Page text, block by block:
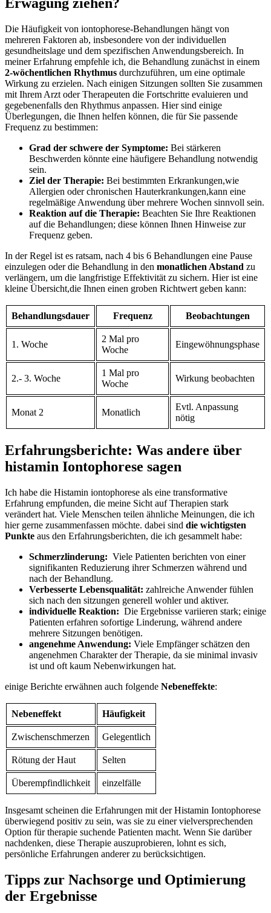
Die Häufigkeit von iontophorese-Behandlungen hängt von
mehreren Faktoren ab, insbesondere von der individuellen
gesundheitslage und dem spezifischen⁤ Anwendungsbereich.​ In
meiner Erfahrung empfehle‌ ich, ​die Behandlung⁤ zunächst‌ in einem⁤
2-wöchentlichen Rhythmus durchzuführen, ‌um ‍eine optimale
‌Wirkung zu erzielen. Nach‍ einigen Sitzungen sollten Sie zusammen ​
mit Ihrem Arzt ‍oder ⁢Therapeuten die Fortschritte evaluieren und
gegebenenfalls den ‌Rhythmus anpassen. Hier sind ⁢einige
Überlegungen, die Ihnen helfen können, die für Sie passende⁣
Frequenz zu bestimmen:
Grad der ​schwere der⁢ Symptome: Bei stärkeren ​
Beschwerden könnte eine häufigere Behandlung notwendig
sein.
Ziel der Therapie: Bei bestimmten Erkrankungen,wie
Allergien ⁣oder‌ chronischen Hauterkrankungen,kann‌ eine
regelmäßige Anwendung ‌über mehrere Wochen sinnvoll sein.
Reaktion auf die Therapie: Beachten‌ Sie Ihre Reaktionen
auf die Behandlungen; diese können Ihnen‍ Hinweise zur
Frequenz‍ geben.
In der Regel ⁤ist es ratsam, nach ‍4 ‌bis 6​ Behandlungen eine Pause
einzulegen oder die Behandlung in‌ den monatlichen Abstand zu
verlängern, um die langfristige Effektivität zu sichern. ⁤Hier ist eine
kleine Übersicht,die ⁣Ihnen einen groben⁣ Richtwert geben ⁢kann:
Behandlungsdauer Frequenz Beobachtungen
1. Woche
2 Mal pro
Woche
Eingewöhnungsphase
2.- 3. Woche
1⁤ Mal pro⁣
Woche
Wirkung⁣ beobachten
Monat 2 Monatlich
Evtl. ⁤Anpassung
nötig
Erfahrungsberichte: Was andere über
histamin Iontophorese sagen
Ich habe die Histamin iontophorese ​als eine ‍transformative
Erfahrung empfunden,⁤ die meine Sicht auf‌ Therapien stark
verändert hat. Viele Menschen teilen ähnliche Meinungen, die ich
hier gerne​ zusammenfassen möchte. dabei sind die wichtigsten‍
Punkte aus den⁤ Erfahrungsberichten, die ​ich gesammelt habe:
Schmerzlinderung: ‍ Viele Patienten berichten von einer
signifikanten Reduzierung ihrer ‌Schmerzen während und
nach der Behandlung.
Verbesserte Lebensqualität: zahlreiche Anwender fühlen
sich nach den sitzungen generell wohler und aktiver.
individuelle Reaktion: ⁣ Die Ergebnisse ⁣variieren stark;‌ einige
Patienten⁣ erfahren sofortige ⁤Linderung, während andere​
mehrere Sitzungen benötigen.
angenehme Anwendung: Viele Empfänger ⁤schätzen​ den
angenehmen Charakter‍ der Therapie, da sie minimal invasiv
ist und oft kaum Nebenwirkungen hat.
einige Berichte erwähnen‌ auch ‌folgende Nebeneffekte:
Nebeneffekt Häufigkeit
Zwischenschmerzen Gelegentlich
Rötung der Haut Selten
Überempfindlichkeit einzelfälle
Insgesamt scheinen die ‍Erfahrungen mit der Histamin Iontophorese
überwiegend positiv zu⁢ sein, was sie zu einer vielversprechenden
‌Option für therapie suchende Patienten ​macht. Wenn Sie‌ darüber
nachdenken, diese Therapie auszuprobieren, lohnt es⁢ sich,
persönliche Erfahrungen ‍anderer zu berücksichtigen.
Tipps zur Nachsorge ​und Optimierung
⁣der Ergebnisse